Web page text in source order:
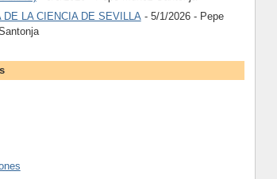
DE LA CIENCIA DE SEVILLA- 5/1/2026- Pepe